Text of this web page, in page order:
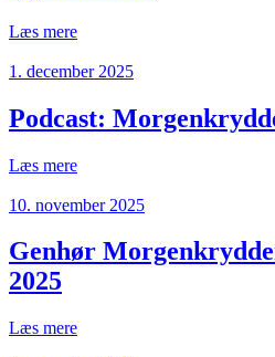
Læs mere
1. december 2025
Podcast:
Læs mere
10. november 2025
Genhør
2025
Læs mere